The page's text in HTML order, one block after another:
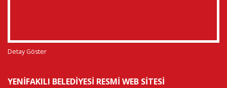
Detay Göster
YENIFAKILI BELEDIYESI RESMI WEB SITESI